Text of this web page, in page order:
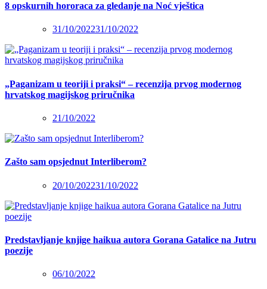
8 opskurnih hororaca za gledanje na Noć vještica
31/10/202231/10/2022
„Paganizam u teoriji i praksi“ – recenzija prvog modernog
hrvatskog magijskog priručnika
21/10/2022
Zašto sam opsjednut Interliberom?
20/10/202231/10/2022
Predstavljanje knjige haikua autora Gorana Gatalice na Jutru
poezije
06/10/2022